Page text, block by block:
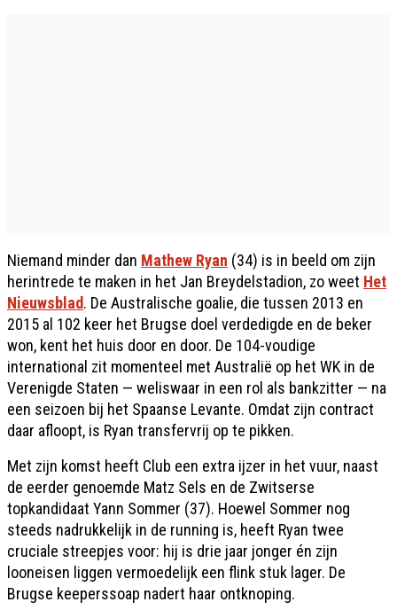
Niemand minder dan Mathew Ryan (34) is in beeld om zijn
herintrede te maken in het Jan Breydelstadion, zo weet Het
Nieuwsblad. De Australische goalie, die tussen 2013 en
2015 al 102 keer het Brugse doel verdedigde en de beker
won, kent het huis door en door. De 104-voudige
international zit momenteel met Australië op het WK in de
Verenigde Staten — weliswaar in een rol als bankzitter — na
een seizoen bij het Spaanse Levante. Omdat zijn contract
daar afloopt, is Ryan transfervrij op te pikken.
Met zijn komst heeft Club een extra ijzer in het vuur, naast
de eerder genoemde Matz Sels en de Zwitserse
topkandidaat Yann Sommer (37). Hoewel Sommer nog
steeds nadrukkelijk in de running is, heeft Ryan twee
cruciale streepjes voor: hij is drie jaar jonger én zijn
looneisen liggen vermoedelijk een flink stuk lager. De
Brugse keeperssoap nadert haar ontknoping.